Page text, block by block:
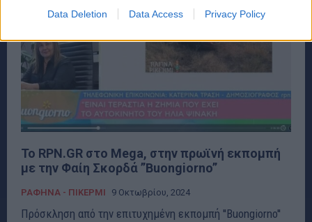
Data Deletion Data Access Privacy Policy
To RPN.GR στο Mega, στην πρωϊνή εκπομπή
με την Φαίη Σκορδά ”Buongiorno”
ΡΑΦΗΝΑ - ΠΙΚΕΡΜΙ 9 Οκτωβρίου, 2024
Πρόσκληση από την επιτυχημένη εκπομπή ''Buongiorno''